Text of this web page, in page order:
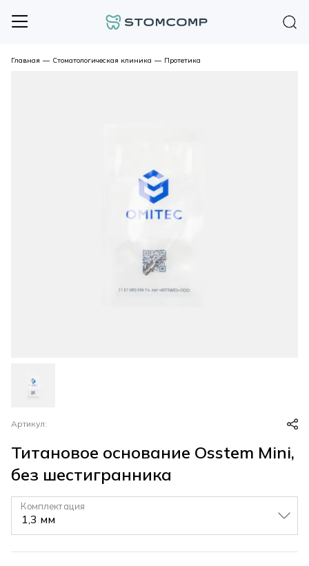
Главная — Стоматологическая клиника — Протетика
Артикул:
Титановое основание Osstem Mini,
без шестигранника
Комплектация
▼